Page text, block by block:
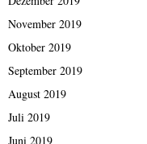
November 2019
Oktober 2019
September 2019
August 2019
Juli 2019
Juni 2019